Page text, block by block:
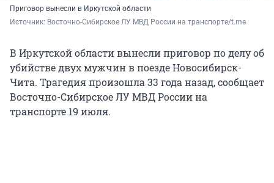
Приговор вынесли в Иркутской области
Источник: Восточно-Сибирское ЛУ МВД России на транспорте/t.me
В Иркутской области вынесли приговор по делу об
убийстве двух мужчин в поезде Новосибирск-
Чита. Трагедия произошла 33 года назад, сообщает
Восточно-Сибирское ЛУ МВД России на
транспорте 19 июля.